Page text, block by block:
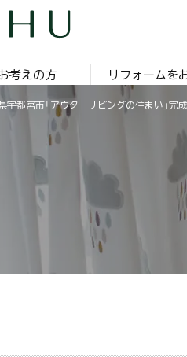
考えの方 リフォームを
宇都宮市「アウターリビングの住まい」完